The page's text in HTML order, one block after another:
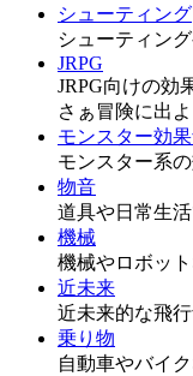
シューティング
シューティン
JRPG
JRPG向けの効
さぁ冒険に出よ
モンスター効
モンスター系
物音
道具や日常生
機械
機械やロボッ
近未来
近未来的な飛
乗り物
自動車やバイ